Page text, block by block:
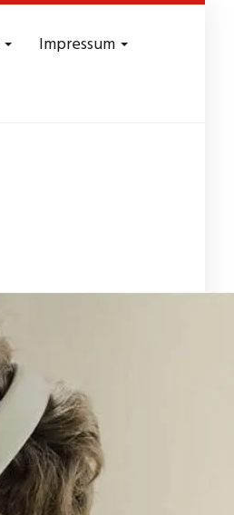
Impressum